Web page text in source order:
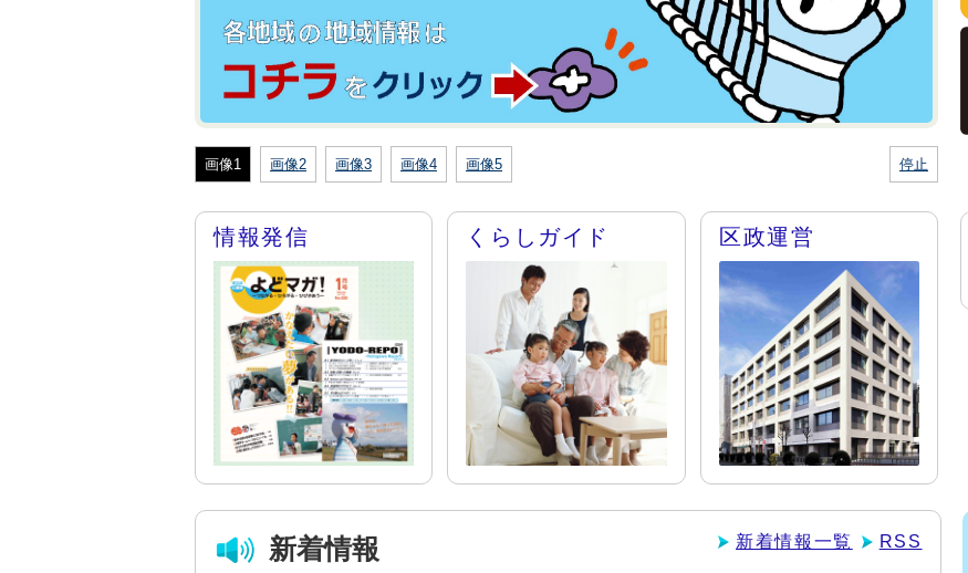
画像1 画像2 画像3 画像4 画像5 停止
情報発信 くらしガイド 区政運営
新着情報 新着情報一覧 RSS